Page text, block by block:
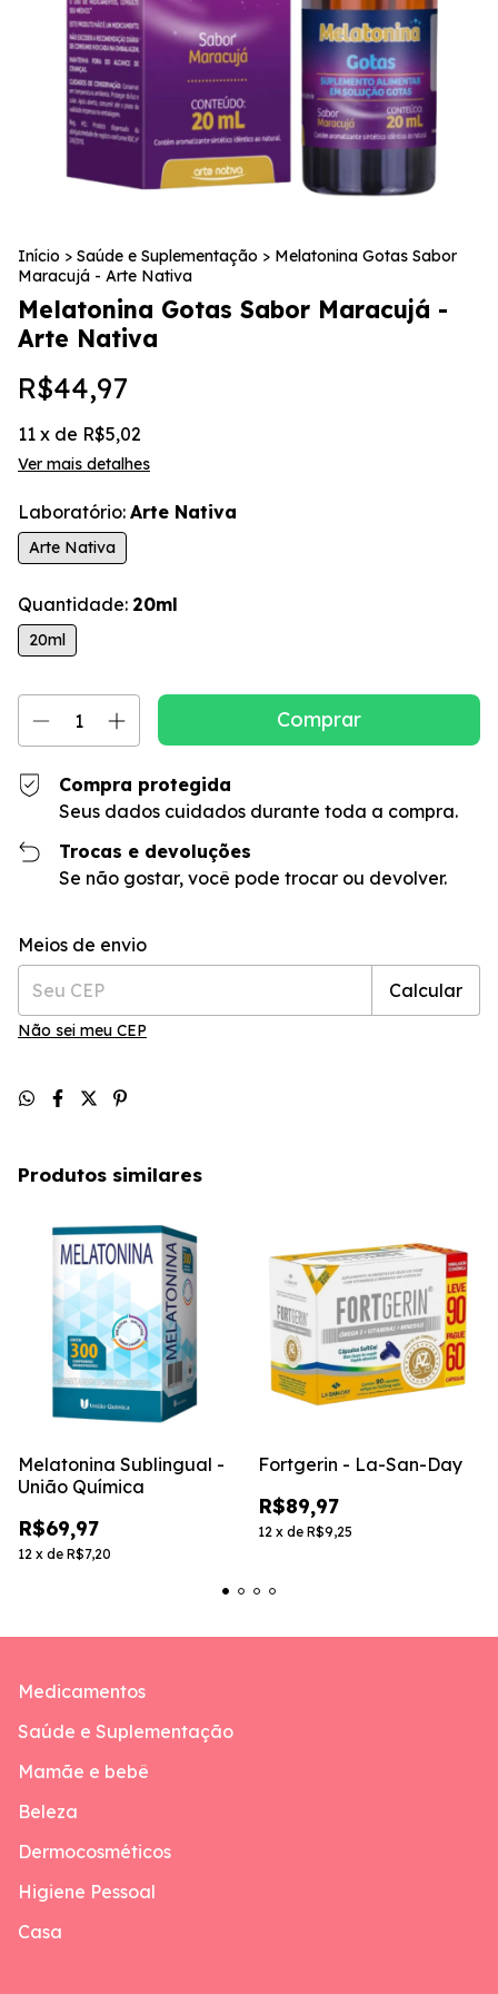
Início > Saúde e Suplementação > Melatonina Gotas Sabor
Maracujá - Arte Nativa
Melatonina Gotas Sabor Maracujá -
Arte Nativa
R$44,97
11 x de R$5,02
Ver mais detalhes
Laboratório: Arte Nativa
Arte Nativa
Quantidade: 20ml
20ml
Compra protegida
Seus dados cuidados durante toda a compra.
Trocas e devoluções
Se não gostar, você pode trocar ou devolver.
Entregas para o CEP:
Meios de envio
Calcular
Não sei meu CEP
Produtos similares
Melatonina Sublingual -
União Química
R$69,97
12 x de R$7,20
Fortgerin - La-San-Day
R$89,97
12 x de R$9,25
Medicamentos
Saúde e Suplementação
Mamãe e bebê
Beleza
Dermocosméticos
Higiene Pessoal
Casa